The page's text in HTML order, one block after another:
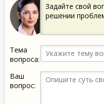
Задайте свой
решении
Тема
вопроса:
Ваш
вопрос: